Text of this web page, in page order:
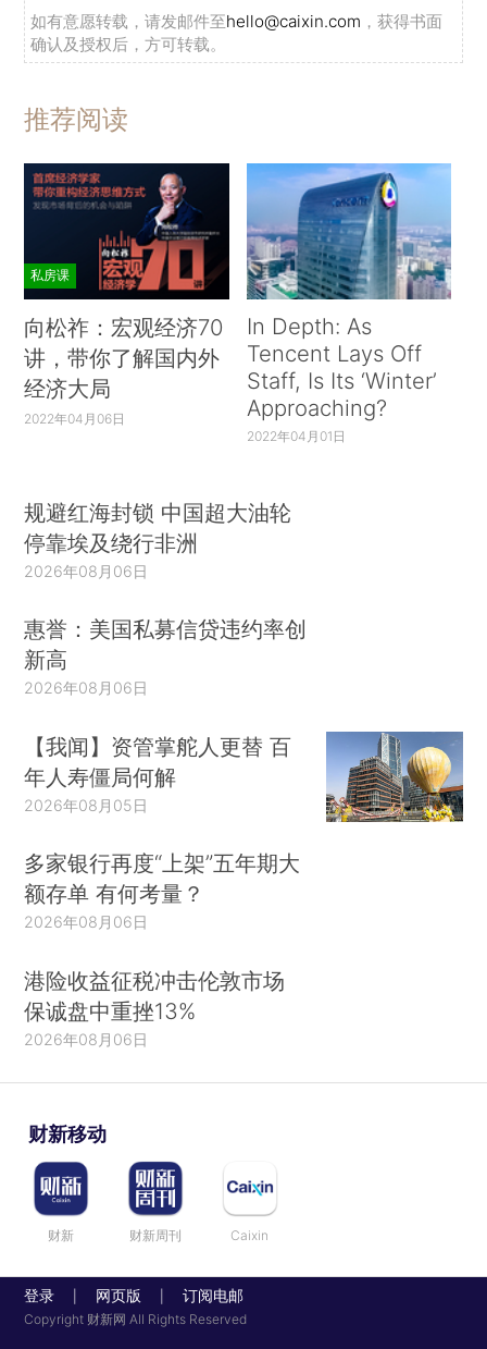
如有意愿转载，请发邮件至hello@caixin.com ，获得书面
确认及授权后，方可转载。
推荐阅读
私房课
向松祚：宏观经济70
讲，带你了解国内外
经济大局
2022年04月06日
In Depth: As
Tencent Lays Off
Staff, Is Its ‘Winter’
Approaching?
2022年04月01日
规避红海封锁 中国超大油轮
停靠埃及绕行非洲
2026年08月06日
惠誉：美国私募信贷违约率创
新高
2026年08月06日
【我闻】资管掌舵人更替 百
年人寿僵局何解
2026年08月05日
多家银行再度“上架”五年期大
额存单 有何考量？
2026年08月06日
港险收益征税冲击伦敦市场
保诚盘中重挫13%
2026年08月06日
财新移动
财新 财新周刊 Caixin
登录 网页版 订阅电邮
Copyright 财新网 All Rights Reserved